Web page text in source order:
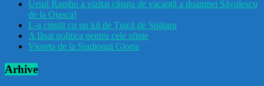
Ursul Rambo a vizitat căsuța de vacanță a doamnei Săvulescu
de la Ojasca!
L-a cinstit cu un kil de Țuică de Spătaru
A lăsat politica pentru cele sfinte
Vioreta de la Stadionul Gloria
Arhive